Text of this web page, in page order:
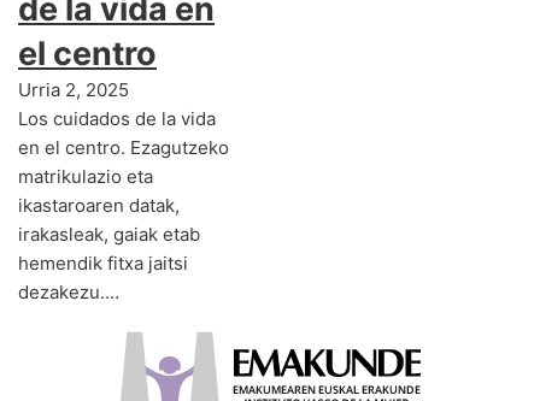
de la vida en
el centro
Urria 2, 2025
Los cuidados de la vida
en el centro. Ezagutzeko
matrikulazio eta
ikastaroaren datak,
irakasleak, gaiak etab
hemendik fitxa jaitsi
dezakezu.…